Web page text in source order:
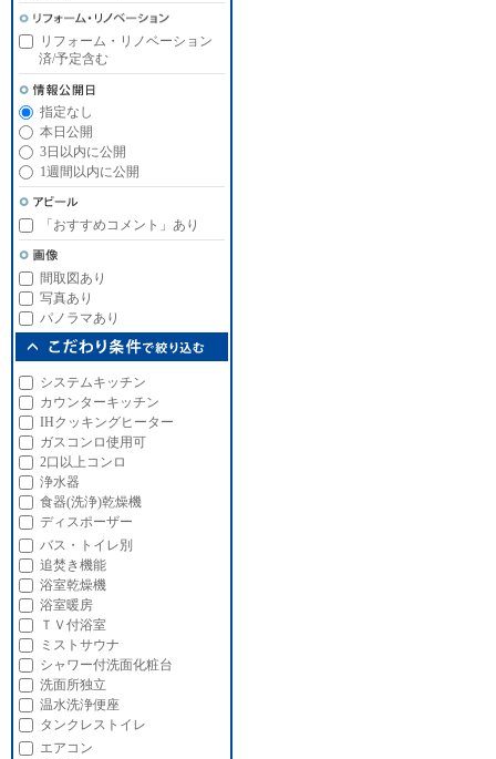
リフォーム・リノベーション
済/予定含む
指定なし
本日公開
3日以内に公開
1週間以内に公開
「おすすめコメント」あり
間取図あり
写真あり
パノラマあり
システムキッチン
カウンターキッチン
IHクッキングヒーター
ガスコンロ使用可
2口以上コンロ
浄水器
食器(洗浄)乾燥機
ディスポーザー
バス・トイレ別
追焚き機能
浴室乾燥機
浴室暖房
ＴＶ付浴室
ミストサウナ
シャワー付洗面化粧台
洗面所独立
温水洗浄便座
タンクレストイレ
エアコン